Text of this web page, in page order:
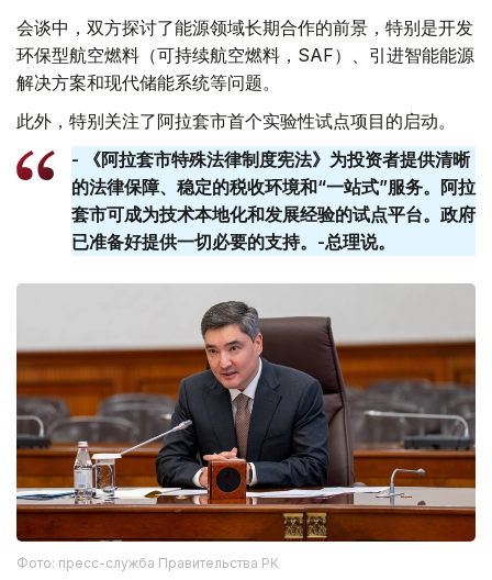
会谈中，双方探讨了能源领域长期合作的前景，特别是开发
环保型航空燃料（可持续航空燃料，SAF）、引进智能能源
解决方案和现代储能系统等问题。
此外，特别关注了阿拉套市首个实验性试点项目的启动。
- 《阿拉套市特殊法律制度宪法》为投资者提供清晰
的法律保障、稳定的税收环境和“一站式”服务。阿拉
套​​市可成为技术本地化和发展经验的试点平台。政府
已准备好提供一切必要的支持。-总理说。
Фото: пресс-служба Правительства РК